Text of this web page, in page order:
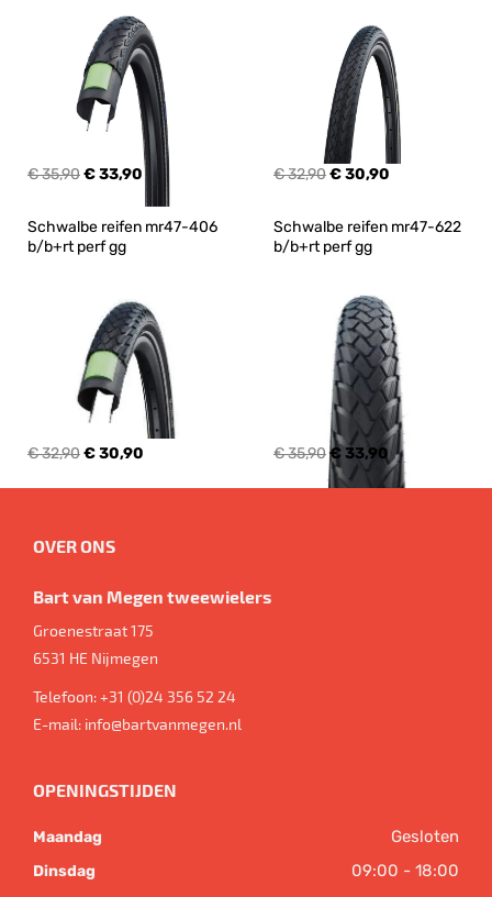
€ 35,90€ 33,90 € 32,90€ 30,90
Schwalbe reifen mr47-406
b/b+rt perf gg
€ 32,90€ 30,90
Schwalbe reifen mr47-622
b/b+rt perf gg
€ 35,90€ 33,90
OVER ONS
Bart van Megen tweewielers
Groenestraat 175
6531 HE Nijmegen
Telefoon:+31 (0)24 356 52 24
E-mail: info@bartvanmegen.nl
OPENINGSTIJDEN
Maandag Gesloten
Dinsdag 09:00 - 18:00